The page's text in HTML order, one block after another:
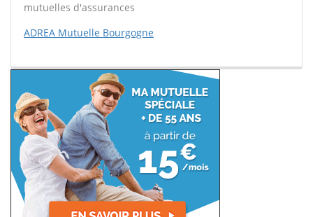
mutuelles d'assurances
ADREA Mutuelle Bourgogne